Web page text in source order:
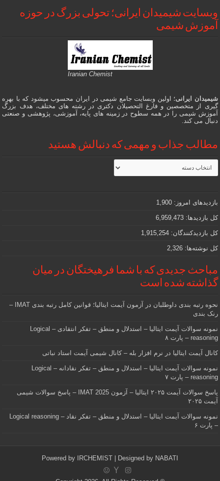
وبسایت شیمیدان ایرانی؛ تحولی بزرگ در حوزه
آموزش شیمی
Iranian Chemist
شیمیدان ایرانی؛ اولین وبسایت جامع شیمی در ایران محسوب میشود که با بهره
گیری از متخصصین و فارغ التحصیلان دکتری در رشته های مختلف، هدف بزرگ
آموزش شیمی را در همه سطوح در زمینه های پایه، آموزشی، پژوهشی و صنعتی
دنبال می کند.
مطالب جذاب و مهمی که دنبالش هستید
مطالب
جذاب
و
که
دنبالش
هستید
بازدیدهای امروز:1,900
کل بازدیدها:6,959,473
کل بازدیدکنند‌گان:1,915,254
کل نوشته‌ها:2,326
مباحث جدیدی که با شما فرهیختگان در میان
گذاشته شده است
نحوه رتبه بندی داوطلبان در آزمون آیمت ایتالیا؛ قوانین کامل رتبه بندی IMAT –
رنک بندی
نمونه سوالات آیمت ایتالیا – استدلال و منطق – تفکر انتقادی – Logical
reasoning – پارت ۸
کانال آیمت ایتالیا در نرم افزار بله – کانال شیمی آیمت استاد نباتی
نمونه سوالات آیمت ایتالیا – استدلال و منطق – تفکر نقادانه – Logical
reasoning – پارت ۷
پاسخ سوالات آیمت ۲۰۲۵ ایتالیا – آزمون IMAT 2025 – پاسخ سوالات شیمی
آیمت ۲۰۲۵
نمونه سوالات آیمت ایتالیا – استدلال و منطق – تفکر نقاد – Logical reasoning
– پارت ۶
Powered by IRCHEMIST | Designed by NABATI